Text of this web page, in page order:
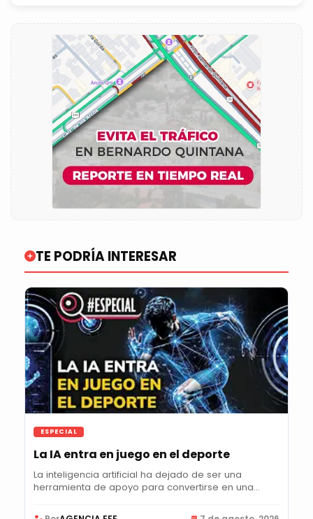
TE PODRÍA INTERESAR
ESPECIAL
La IA entra en juego en el deporte
La inteligencia artificial ha dejado de ser una
herramienta de apoyo para convertirse en una...